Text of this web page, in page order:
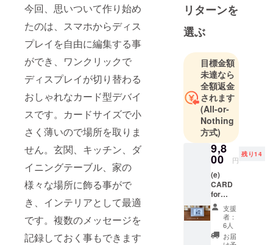
今回、思いついて作り始め
たのは、スマホからディス
プレイを自由に編集する事
ができ、ワンクリックで
ディスプレイが切り替わる
おしゃれなカード型デバイ
スです。カードサイズで小
さく薄いので場所を取りま
せん。 玄関、キッチン、ダ
イニングテーブル、家の
様々な場所に飾る事がで
き、インテリアとして最適
です。複数のメッセージを
記録しておく事もできます
います。
ここ２年間
はスマホと
連携して動
作するガ
ジェット
「(E)CARD
」の開発に
夢中です。
電子基板、
ケース、
ファーム
ウェアにス
マホアプリ
と色々な開
発要素があ
る中、少し
ずつ開発を
リターンを
選ぶ
目標金額
未達なら
全額返金
されます
(All-or-
Nothing
方式)
9,8
00 円
残り14
(e)
CARD
for
Android
サンプ
ル1個
（表示
されて
支援
者：
6人
お届